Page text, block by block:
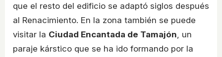
que el resto del edificio se adaptó siglos después
al Renacimiento. En la zona también se puede
visitar la Ciudad Encantada de Tamajón , un
paraje kárstico que se ha ido formando por la